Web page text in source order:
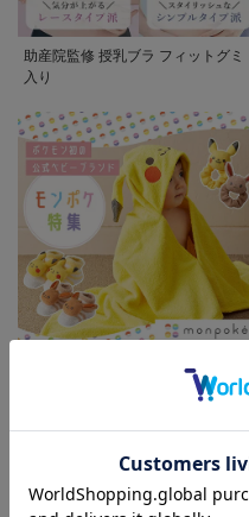
助産院監修 授乳ブラ フィットグミ
入り